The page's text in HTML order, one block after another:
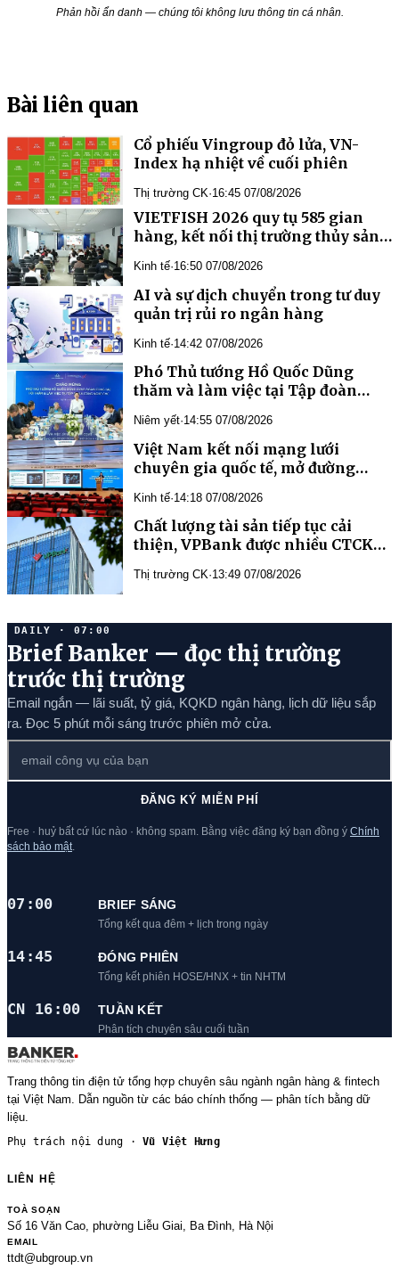
Phản hồi ẩn danh — chúng tôi không lưu thông tin cá nhân.
Bài liên quan
Cổ phiếu Vingroup đỏ lửa, VN-
Index hạ nhiệt về cuối phiên
Thị trường CK·16:45 07/08/2026
VIETFISH 2026 quy tụ 585 gian
hàng, kết nối thị trường thủy sản
Kinh tế·16:50 07/08/2026
AI và sự dịch chuyển trong tư duy
quản trị rủi ro ngân hàng
Kinh tế·14:42 07/08/2026
Phó Thủ tướng Hồ Quốc Dũng
thăm và làm việc tại Tập đoàn
Niêm yết·14:55 07/08/2026
Việt Nam kết nối mạng lưới
chuyên gia quốc tế, mở đường
truyền học trước sinh
Kinh tế·14:18 07/08/2026
Chất lượng tài sản tiếp tục cải
thiện, VPBank được nhiều CTCK
Thị trường CK·13:49 07/08/2026
DAILY · 07:00
Brief Banker — đọc thị trường
trước thị trường
Email ngắn — lãi suất, tỷ giá, KQKD ngân hàng, lịch dữ liệu sắp
ra. Đọc 5 phút mỗi sáng trước phiên mở cửa.
ĐĂNG KÝ MIỄN PHÍ
Free · huỷ bất cứ lúc nào · không spam. Bằng việc đăng ký bạn đồng ý Chính
sách bảo mật
07:00 BRIEF SÁNG
Tổng kết qua đêm + lịch trong ngày
14:45 ĐÓNG PHIÊN
Tổng kết phiên HOSE/HNX + tin NHTM
CN 16:00 TUẦN KẾT
Phân tích chuyên sâu cuối tuần
Trang thông tin điện tử tổng hợp chuyên sâu ngành ngân hàng & fintech
tại Việt Nam. Dẫn nguồn từ các báo chính thống — phân tích bằng dữ
liệu.
Phụ trách nội dung ·Vũ Việt Hưng
LIÊN HỆ
TOÀ SOẠN
Số 16 Văn Cao, phường Liễu Giai, Ba Đình, Hà Nội
EMAIL
ttdt@ubgroup.vn